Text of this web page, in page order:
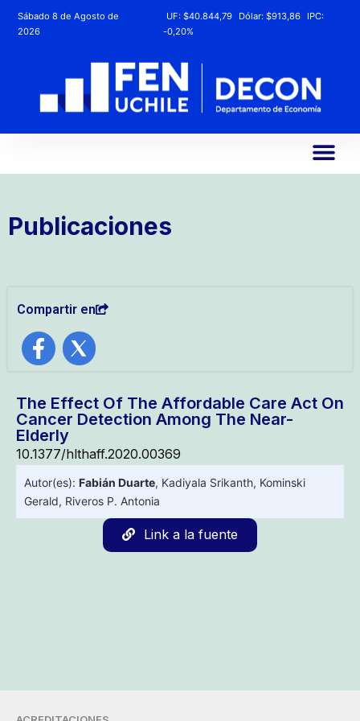
Sábado 8 de Agosto de
2026
UF:$40.844,79 Dólar:$913,86
IPC:
-0,20%
Publicaciones
Compartir en
The Effect Of The Affordable Care Act On
Cancer Detection Among The Near-
Elderly
10.1377/hlthaff.2020.00369
Autor(es): Fabián Duarte, Kadiyala Srikanth, Kominski
Gerald, Riveros P. Antonia
Link a la fuente